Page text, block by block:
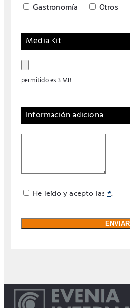
Gastronomía
Otros
Media Kit
permitido es 3 MB
Información adicional
He leído y acepto las*.
ENVIAR